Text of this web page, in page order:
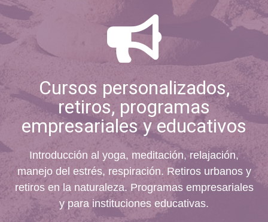
Cursos personalizados,
retiros, programas
empresariales y educativos
Introducción al yoga, meditación, relajación,
manejo del estrés, respiración. Retiros urbanos y
retiros en la naturaleza. Programas empresariales
y para instituciones educativas.